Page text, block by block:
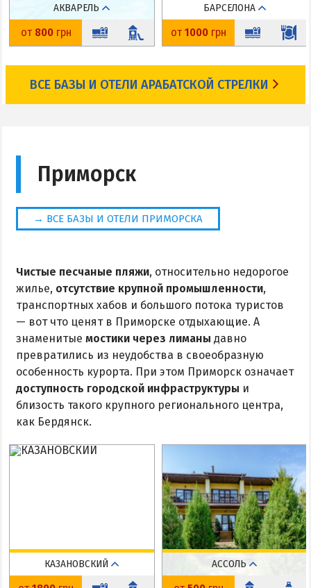
АКВАРЕЛЬ
Счастливцево
До пляжа: 400 м
На карте
от 800грн
БАРСЕЛОНА
Геническая Горка
До пляжа: 100 м
На карте
от 1000 грн
ВСЕ БАЗЫ И ОТЕЛИ АРАБАТСКОЙ СТРЕЛКИ
Приморск
→ ВСЕ БАЗЫ И ОТЕЛИ ПРИМОРСКА
Чистые песчаные пляжи, относительно недорогое
жилье, отсутствие крупной промышленности,
транспортных хабов и большого потока туристов
— вот что ценят в Приморске отдыхающие. А
знаменитые мостики через лиманы давно
превратились из неудобства в своеобразную
особенность курорта. При этом Приморск означает
доступность городской инфраструктуры и
близость такого крупного регионального центра,
как Бердянск.
КАЗАНОВСКИЙ
Приморск
АССОЛЬ
Приморск